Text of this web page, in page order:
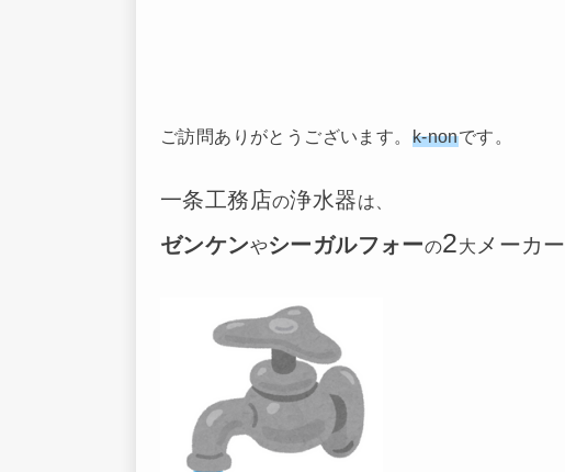
ご訪問ありがとうございます。 k-nonです。
一条工務店の浄水器は、
ゼンケンやシーガルフォーの2大 メーカー